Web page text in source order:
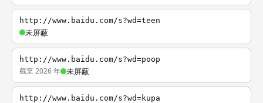
http://www.baidu.com/s?wd=teen
未屏蔽
http://www.baidu.com/s?wd=poop
截至 2026 年 未屏蔽
http://www.baidu.com/s?wd=kupa